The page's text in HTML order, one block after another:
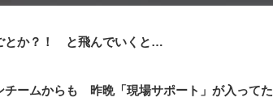
とか？！ と飛んでいくと…
チームからも 昨晩「現場サポート」が入ってた